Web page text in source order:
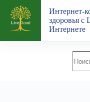
Перейти
сути
Интернет-
здоровья с
Интернете